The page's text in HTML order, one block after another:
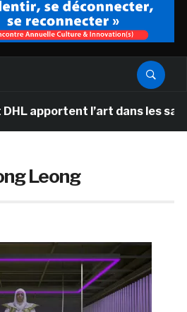
apportent l’art dans les salles
Leong